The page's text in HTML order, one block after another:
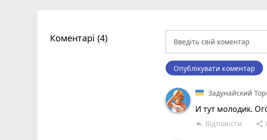
Коментарі (4)
Опублікувати коментар
Задунайский
И тут молодик.
reply Відповісти share